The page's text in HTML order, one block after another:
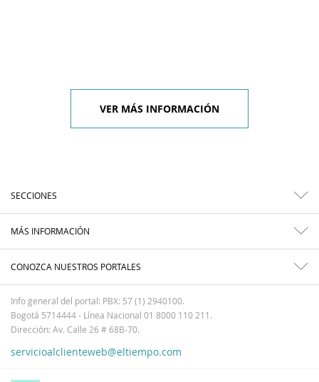
VER MÁS INFORMACIÓN
SECCIONES
MÁS INFORMACIÓN
CONOZCA NUESTROS PORTALES
Info general del portal: PBX: 57 (1) 2940100.
Bogotá 5714444 - Línea Nacional 01 8000 110 211.
Dirección: Av. Calle 26 # 68B-70.
servicioalclienteweb@eltiempo.com